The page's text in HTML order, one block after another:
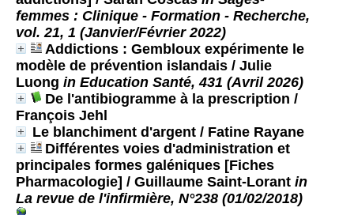
femmes : Clinique - Formation - Recherche,
vol. 21, 1 (Janvier/Février 2022)
Addictions : Gembloux expérimente le
modèle de prévention islandais / Julie
Luong in Education Santé, 431 (Avril 2026)
De l'antibiogramme à la prescription /
François Jehl
Le blanchiment d'argent / Fatine Rayane
Différentes voies d'administration et
principales formes galéniques [Fiches
Pharmacologie] / Guillaume Saint-Lorant in
La revue de l'infirmière, N°238 (01/02/2018)